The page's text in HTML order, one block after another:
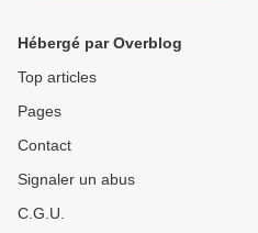
Hébergé par Overblog
Top articles
Pages
Contact
Signaler un abus
C.G.U.